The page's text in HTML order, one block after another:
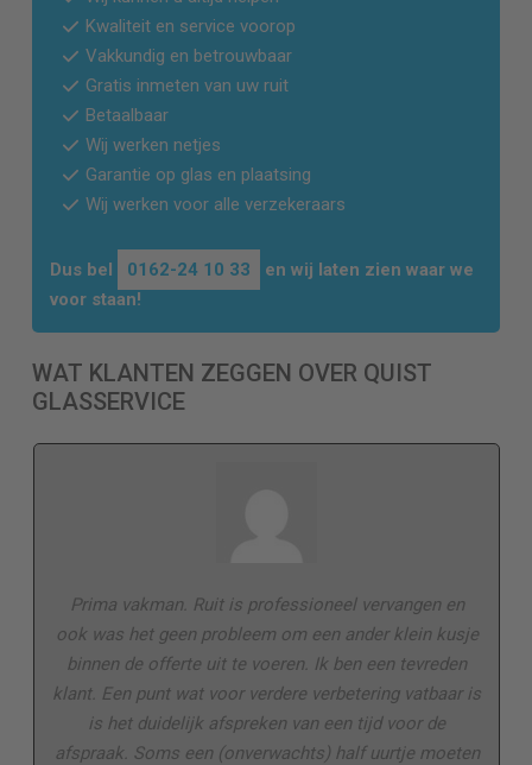
Kwaliteit en service voorop
Vakkundig en betrouwbaar
Gratis inmeten van uw ruit
Betaalbaar
Wij werken netjes
Garantie op glas en plaatsing
Wij werken voor alle verzekeraars
Dus bel 0162-24 10 33
en wij laten zien waar we
voor staan!
WAT KLANTEN ZEGGEN OVER QUIST
GLASSERVICE
Prima vakman. Ruit is professioneel vervangen en
ook was het geen probleem om een ander klein kusje
binnen de offerte uit te voeren. Ik ben een tevreden
klant. Een punt wat voor verdere verbetering vatbaar is
is het duidelijk afspreken van een tijd voor de
afspraak. Soms een (onverwachts) half uurtje moeten